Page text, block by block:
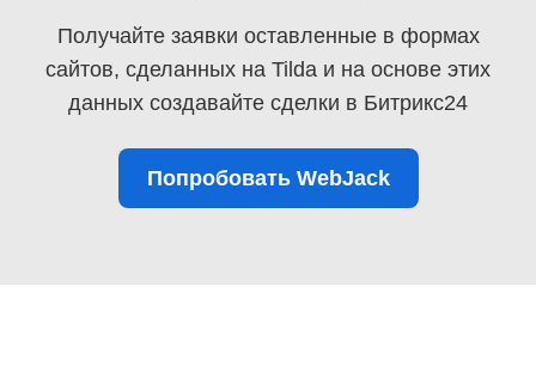
Получайте заявки оставленные в формах
сайтов, сделанных на Tilda и на основе этих
данных создавайте сделки в Битрикс24
Попробовать WebJack